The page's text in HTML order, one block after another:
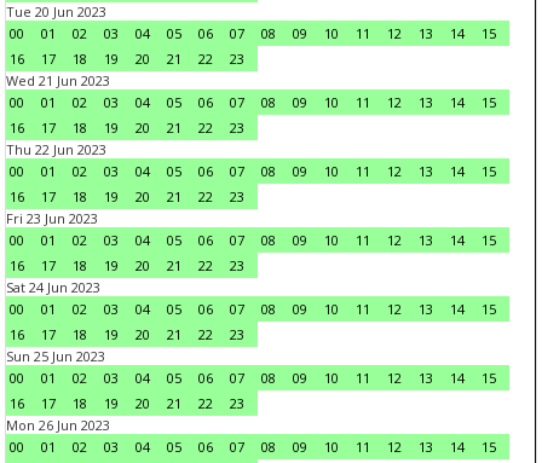
Tue 20 Jun 2023
00
01 02 03 04 05 06 07 08 09 10 11 12 13 14
15
16
17 18 19 20 21 22
23
Wed 21 Jun 2023
00
01 02 03 04 05 06 07 08 09 10 11 12 13 14
15
16
17 18 19 20 21 22
23
Thu 22 Jun 2023
00
01 02 03 04 05 06 07 08 09 10 11 12 13 14
15
16
17 18 19 20 21 22
23
Fri 23 Jun 2023
00
01 02 03 04 05 06 07 08 09 10 11 12 13 14
15
16
17 18 19 20 21 22
23
Sat 24 Jun 2023
00
01 02 03 04 05 06 07 08 09 10 11 12 13 14
15
16
17 18 19 20 21 22
23
Sun 25 Jun 2023
00
01 02 03 04 05 06 07 08 09 10 11 12 13 14
15
16
17 18 19 20 21 22
23
Mon 26 Jun 2023
00
01 02 03 04 05 06 07 08 09 10 11 12 13 14
15